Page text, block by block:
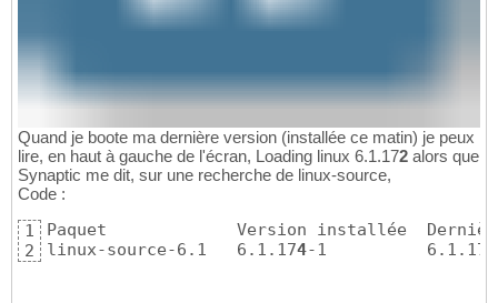
Quand je boote ma dernière version (installée ce matin) je peux
lire, en haut à gauche de l'écran, Loading linux 6.1.172 alors que
Synaptic me dit, sur une recherche de linux-source,
Code :
1
2
Paquet             Version installée
linux-source-6.1   6.1.174-1          6.1.17